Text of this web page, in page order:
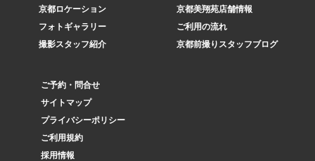
京都ロケーション
フォトギャラリー
撮影スタッフ紹介
京都美翔苑店舗情報
ご利用の流れ
京都前撮りスタッフブログ
ご予約・問合せ
サイトマップ
プライバシーポリシー
ご利用規約
採用情報